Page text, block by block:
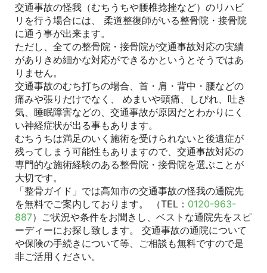
交通事故の怪我（むちうちや腰椎捻挫など）のリハビ
リを行う場合には、 柔道整復師がいる整骨院・接骨院
に通う事が出来ます。
ただし、全ての整骨院・接骨院が交通事故対応の実績
がありきめ細かな対応ができるかというとそうではあ
りません。
交通事故のむち打ちの場合、首・肩・背中・腰などの
痛みや張りだけでなく、 めまいや頭痛、しびれ、吐き
気、睡眠障害などの、交通事故が原因だとわかりにく
い神経症状が出る事もあります。
むちうちは満足のいく施術を受けられないと後遺症が
残ってしまう可能性もありますので、交通事故対応の
専門的な施術経験のある整骨院・接骨院を選ぶことが
大切です。
「整骨ガイド」では高知市の交通事故の怪我の通院先
を無料でご案内しております。 （TEL： 0120-963-
887）ご状況や条件をお聞きし、ベストな通院先をスピ
ーディーにお探し致します。 交通事故の通院について
や保険の手続きについて等、ご相談も無料ですので是
非ご活用ください。